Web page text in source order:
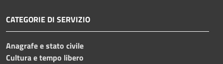
CATEGORIE DI SERVIZIO
Anagrafe e stato civile
Cultura e tempo libero